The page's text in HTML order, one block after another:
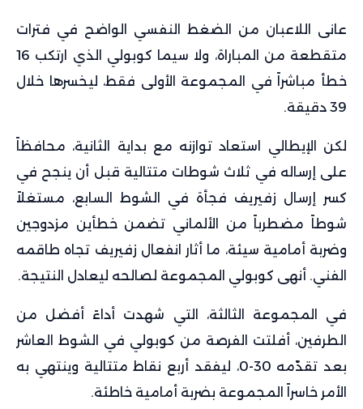
عانى اللاعبان من الضغط النفسي الواضح في فترات
متقطعة من المباراة، ولا سيما كوبولي الذي ارتكب 16
خطأ مباشراً في المجموعة الأولى فقط، ليخسرها خلال
39 دقيقة.
لكن الإيطالي استعاد توازنه مع بداية الثانية، محافظاً
على إرساله في ثلاث شوطات متتالية قبل أن ينجح في
كسر إرسال زفيريف فجأة في الشوط السابع، مستغلاً
شوطاً مضطرباً من الألماني تضمن خطأين مزدوجين
وضربة أمامية سيئة، ما أثار انفعال زفيريف تجاه طاقمه
الفني. أنهى كوبولي المجموعة لصالحه ليعادل النتيجة.
في المجموعة الثالثة، التي شهدت أداءً أفضل من
الطرفين، أفلتت الفرصة من كوبولي في الشوط العاشر
بعد تقدّمه 30-0، ليفقد أربع نقاط متتالية وينتهي به
الأمر خاسراً المجموعة بضربة أمامية خاطئة.